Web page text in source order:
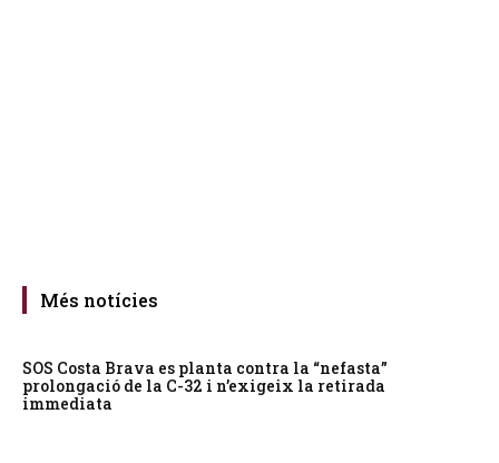
Més notícies
SOS Costa Brava es planta contra la “nefasta”
prolongació de la C-32 i n’exigeix la retirada
immediata